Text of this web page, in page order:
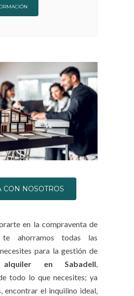
CON NOSOTROS
en la compraventa de
ahorramos todas las
para la gestión de
en Sabadell,
todo lo que necesites; ya
encontrar el inquilino ideal,